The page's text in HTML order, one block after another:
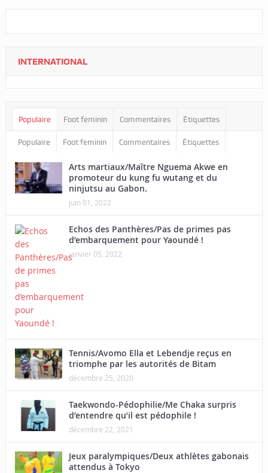
INTERNATIONAL
Populaire Foot feminin Commentaires Étiquettes
Populaire Foot feminin Commentaires Étiquettes
Arts martiaux/Maître Nguema Akwe en
promoteur du kung fu wutang et du
ninjutsu au Gabon.
juin 01, 2022
Echos des Panthères/Pas de primes pas
d’embarquement pour Yaoundé !
janvier 05, 2022
Tennis/Avomo Ella et Lebendje reçus en
triomphe par les autorités de Bitam
décembre 25, 2020
Taekwondo-Pédophilie/Me Chaka surpris
d’entendre qu’il est pédophile !
décembre 22, 2021
Jeux paralympiques/Deux athlètes gabonais
attendus à Tokyo